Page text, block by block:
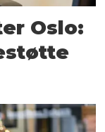
Oslo: